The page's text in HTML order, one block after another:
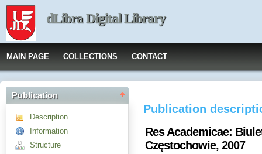
dLibra Digital Library
MAIN PAGE COLLECTIONS CONTACT
Publication
Description
Information
Structure
Publication
Res Academicae:
Częstochowie, 2007